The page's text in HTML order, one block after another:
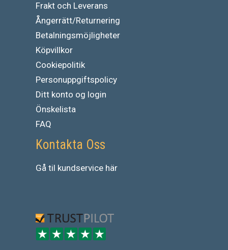
Frakt och Leverans
Ångerrätt/Returnering
Betalningsmöjligheter
Köpvillkor
Cookiepolitik
Personuppgiftspolicy
Ditt konto og login
Önskelista
FAQ
Kontakta Oss
Gå til kundservice här